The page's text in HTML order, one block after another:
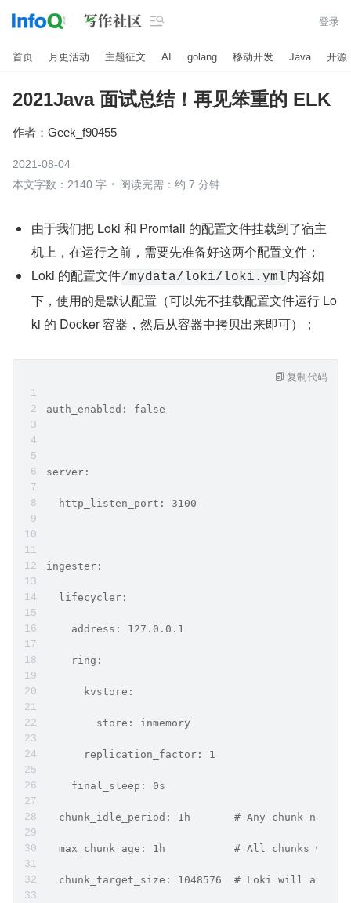
 登录
首页 月更活动 主题征文 AI golang 移动开发 Java 开源
2021Java 面试总结！再见笨重的 ELK
作者： Geek_f90455
2021-08-04
本文字数：2140 字
阅读完需：约 7 分钟
由于我们把 Loki 和 Promtail 的配置文件挂载到了宿主
机上，在运行之前，需要先准备好这两个配置文件；
Loki 的配置文件/mydata/loki/loki.yml内容如
下，使用的是默认配置（可以先不挂载配置文件运行 Lo
ki 的 Docker 容器，然后从容器中拷贝出来即可）；
auth_enabled: false
server:
  http_listen_port: 3100
ingester:
  lifecycler:
    address: 127.0.0.1
    ring:
      kvstore:
        store: inmemory
      replication_factor: 1
    final_sleep: 0s
chunk_idle_period: 1h       # Any chunk not
max_chunk_age: 1h           # All chunks will
chunk_target_size: 1048576  # Loki will
复制代码